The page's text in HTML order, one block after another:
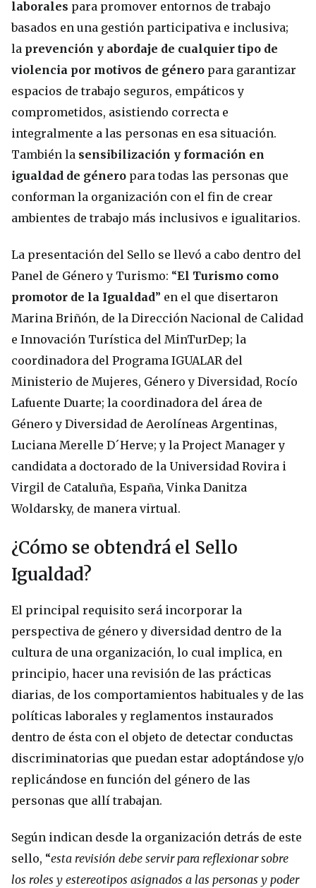
laborales para promover entornos de trabajo
basados en una gestión participativa e inclusiva;
la prevención y abordaje de cualquier tipo de
violencia por motivos de género para garantizar
espacios de trabajo seguros, empáticos y
comprometidos, asistiendo correcta e
integralmente a las personas en esa situación.
También la sensibilización y formación en
igualdad de género para todas las personas que
conforman la organización con el fin de crear
ambientes de trabajo más inclusivos e igualitarios.
La presentación del Sello se llevó a cabo dentro del
Panel de Género y Turismo: “El Turismo como
promotor de la Igualdad” en el que disertaron
Marina Briñón, de la Dirección Nacional de Calidad
e Innovación Turística del MinTurDep; la
coordinadora del Programa IGUALAR del
Ministerio de Mujeres, Género y Diversidad, Rocío
Lafuente Duarte; la coordinadora del área de
Género y Diversidad de Aerolíneas Argentinas,
Luciana Merelle D´Herve; y la Project Manager y
candidata a doctorado de la Universidad Rovira i
Virgil de Cataluña, España, Vinka Danitza
Woldarsky, de manera virtual.
¿Cómo se obtendrá el Sello
Igualdad?
El principal requisito será incorporar la
perspectiva de género y diversidad dentro de la
cultura de una organización, lo cual implica, en
principio, hacer una revisión de las prácticas
diarias, de los comportamientos habituales y de las
políticas laborales y reglamentos instaurados
dentro de ésta con el objeto de detectar conductas
discriminatorias que puedan estar adoptándose y/o
replicándose en función del género de las
personas que allí trabajan.
Según indican desde la organización detrás de este
sello, “esta revisión debe servir para reflexionar sobre
los roles y estereotipos asignados a las personas y poder